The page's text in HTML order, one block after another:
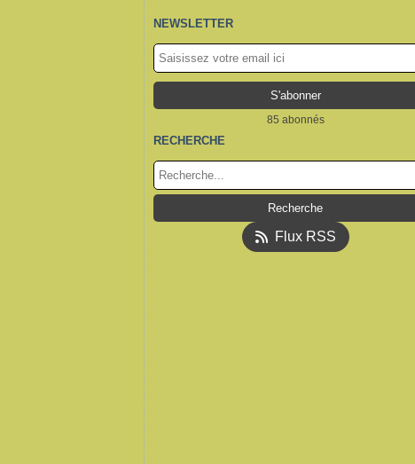
NEWSLETTER
85 abonnés
RECHERCHE
Flux RSS